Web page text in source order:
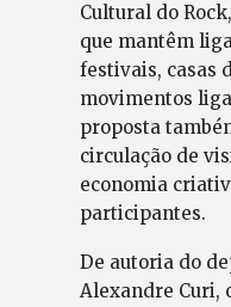
Cultural do
que mantêm
festivais, casas
movimentos
proposta
circulação de
economia
participantes.
De autoria do
Alexandre Curi,